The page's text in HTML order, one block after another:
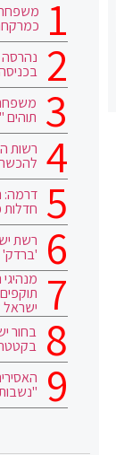
משפחת
רשות
דרמה:
חדלות
רשת
'ברדק'
ישראל
בחור